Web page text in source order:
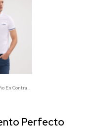
Perfecto